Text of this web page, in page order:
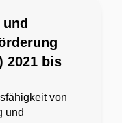
2021 bis
von
und